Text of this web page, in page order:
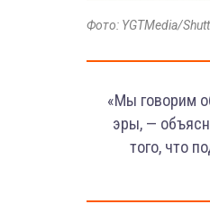
Фото: YGTMedia/
«Мы говорим
эры, —
того, что